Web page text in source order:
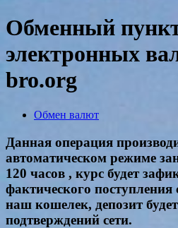
Обменный
электронных
bro.org
Обмен валют
Данная операция
автоматическом режиме
120 часов , курс будет
фактического поступления
наш кошелек, депозит
подтверждений сети.